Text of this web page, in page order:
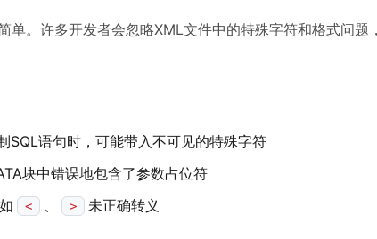
单。许多开发者会忽略XML文件中的特殊字符和格式问
SQL语句时，可能带入不可见的特殊字符
块中错误地包含了参数占位符
< 、 > 未正确转义